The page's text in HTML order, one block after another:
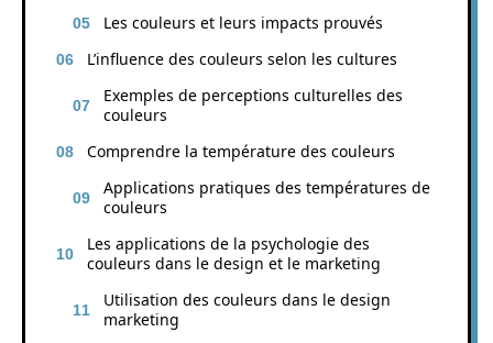
Les couleurs et leurs impacts prouvés
L’influence des couleurs selon les cultures
Exemples de perceptions culturelles des
couleurs
Comprendre la température des couleurs
Applications pratiques des températures de
couleurs
Les applications de la psychologie des
couleurs dans le design et le marketing
Utilisation des couleurs dans le design
marketing